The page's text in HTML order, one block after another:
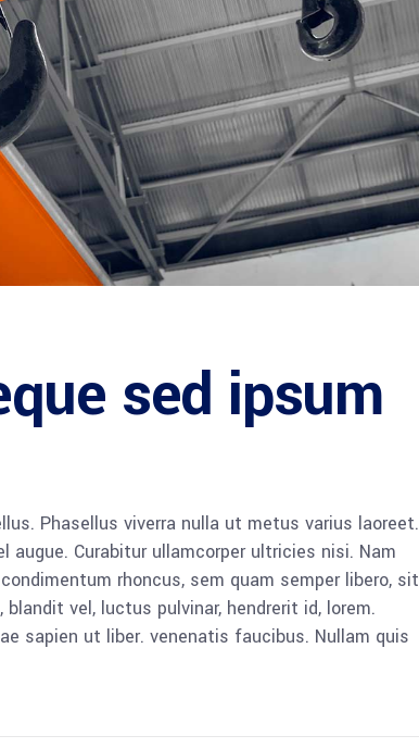
sed ipsum
Phasellus viverra nulla ut metus varius laoreet.
Curabitur ullamcorper ultricies nisi. Nam
rhoncus, sem quam semper libero, sit
vel, luctus pulvinar, hendrerit id, lorem.
sapien ut liber. venenatis faucibus. Nullam quis